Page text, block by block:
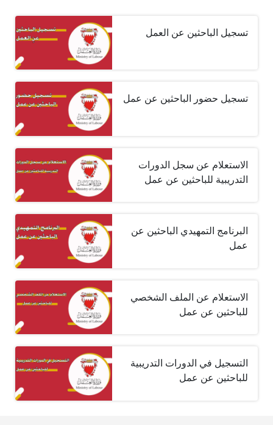
تسجيل الباحثين عن العمل
تسجيل حضور الباحثين عن عمل
الاستعلام عن سجل الدورات
التدريبية للباحثين عن عمل
البرنامج التمهيدي الباحثين عن
عمل
الاستعلام عن الملف الشخصي
للباحثين عن عمل
التسجيل في الدورات التدريبية
للباحثين عن عمل